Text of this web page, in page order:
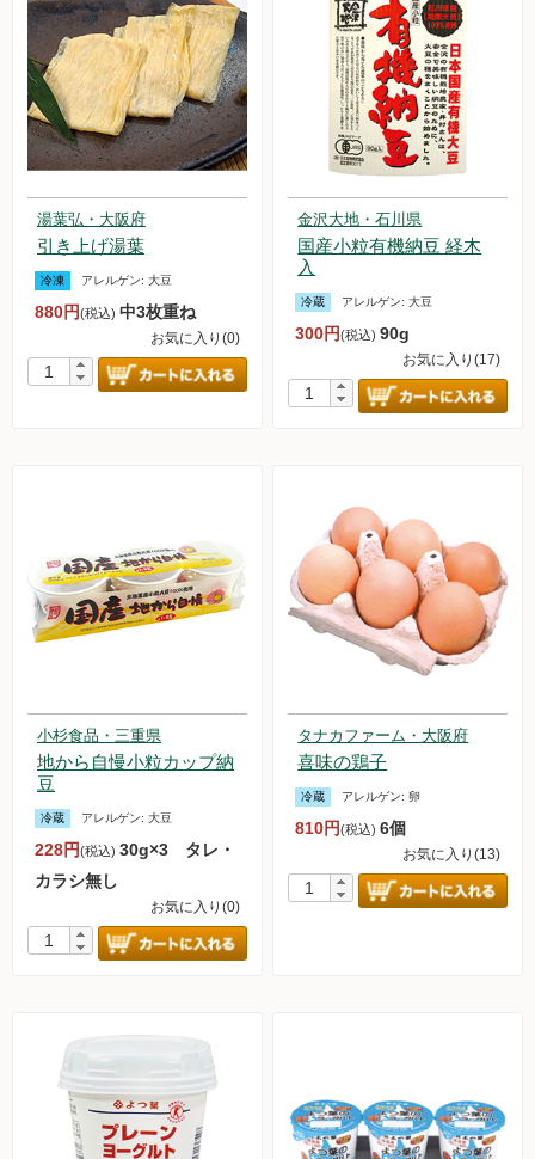
湯葉弘・大阪府
引き上げ湯葉
冷凍 アレルゲン: 大豆
880円(税込) 中3枚重ね
お気に入り(0)
金沢大地・石川県
国産小粒有機納豆 経木
入
冷蔵 アレルゲン:大豆
300円(税込)90g
お気に入り(17)
小杉食品・三重県
地から自慢小粒カップ納
豆
冷蔵 アレルゲン: 大豆
228円(税込) 30g×3 タレ・
カラシ無し
お気に入り(0)
タナカファーム・大阪府
喜味の鶏子
冷蔵 アレルゲン:卵
810円(税込)6個
お気に入り(13)